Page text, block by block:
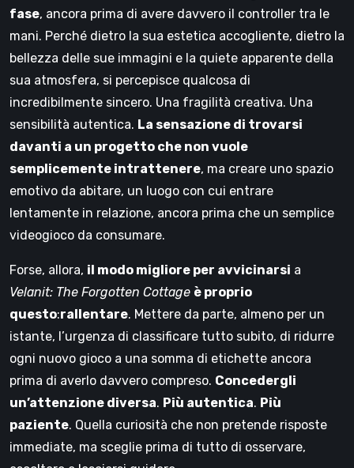
fase, ancora prima di avere davvero il controller tra le
mani. Perché dietro la sua estetica accogliente, dietro la
bellezza delle sue immagini e la quiete apparente della
sua atmosfera, si percepisce qualcosa di
incredibilmente sincero. Una fragilità creativa. Una
sensibilità autentica. La sensazione di trovarsi
davanti a un progetto che non vuole
semplicemente intrattenere, ma creare uno spazio
emotivo da abitare, un luogo con cui entrare
lentamente in relazione, ancora prima che un semplice
videogioco da consumare.
Forse, allora, il modo migliore per avvicinarsi a
Velanit: The Forgotten Cottage è proprio
questo:rallentare. Mettere da parte, almeno per un
istante, l’urgenza di classificare tutto subito, di ridurre
ogni nuovo gioco a una somma di etichette ancora
prima di averlo davvero compreso. Concedergli
un’attenzione diversa. Più autentica. Più
paziente. Quella curiosità che non pretende risposte
immediate, ma sceglie prima di tutto di osservare,